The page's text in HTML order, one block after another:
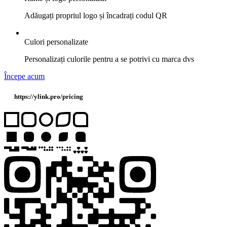
Adăugați propriul logo și încadrați codul QR
Culori personalizate
Personalizați culorile pentru a se potrivi cu marca dvs
Începe acum
https://ylink.pro/pricing